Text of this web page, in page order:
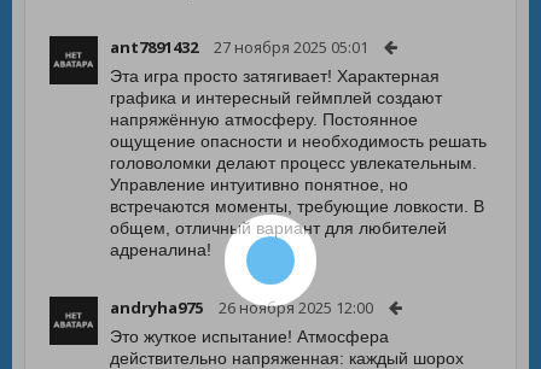
ant7891432 27 ноября 2025 05:01
Эта игра просто затягивает! Характерная
графика и интересный геймплей создают
напряжённую атмосферу. Постоянное
ощущение опасности и необходимость решать
головоломки делают процесс увлекательным.
Управление интуитивно понятное, но
встречаются моменты, требующие ловкости. В
общем, отличный вариант для любителей
адреналина!
andryha975 26 ноября 2025 12:00
Это жуткое испытание! Атмосфера
действительно напряженная: каждый шорох